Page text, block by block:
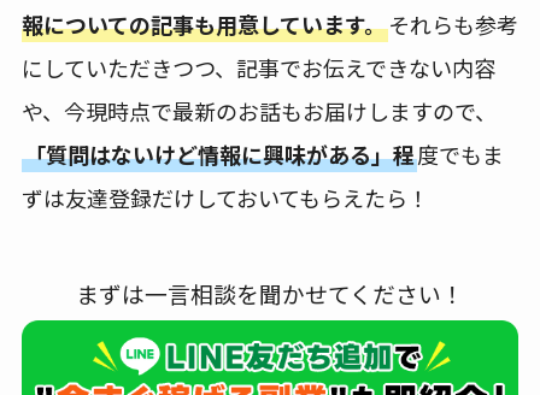
報についての記事も用意しています。それらも参考
にしていただきつつ、記事でお伝えできない内容
や、今現時点で最新のお話もお届けしますので、
「質問はないけど情報に興味がある」程度でもま
ずは友達登録だけしておいてもらえたら！
まずは一言相談を聞かせてください！